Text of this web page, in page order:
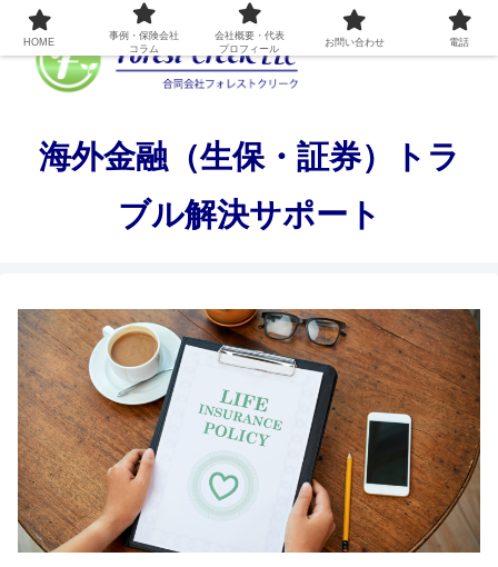
海外金融（生保・証券）トラ
ブル解決サポート
HOME
事例・保険会社
コラム
会社概要・代表
プロフィール
お問い合わせ 電話